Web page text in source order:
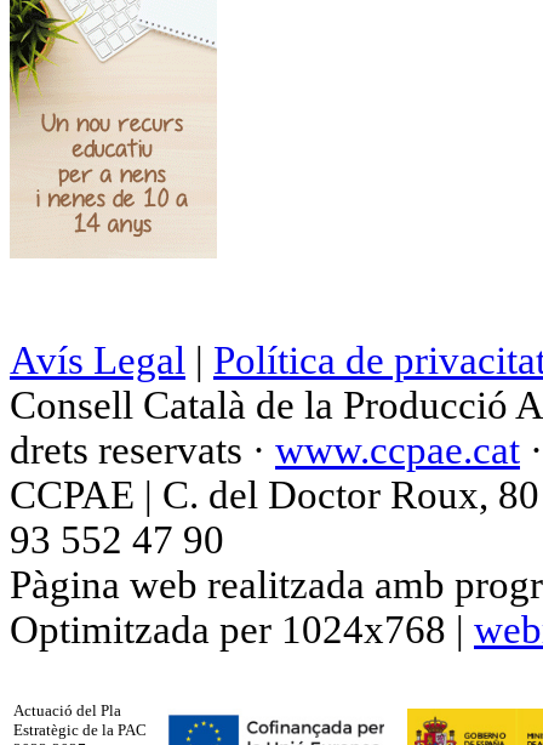
Avís Legal | Política de
Consell Català de la Producció
drets reservats · www.ccpae.cat
CCPAE | C. del Doctor Roux,
93 552 47 90
Pàgina web realitzada amb
Optimitzada per 1024x768 |
Actuació del Pla
Estratègic de la PAC